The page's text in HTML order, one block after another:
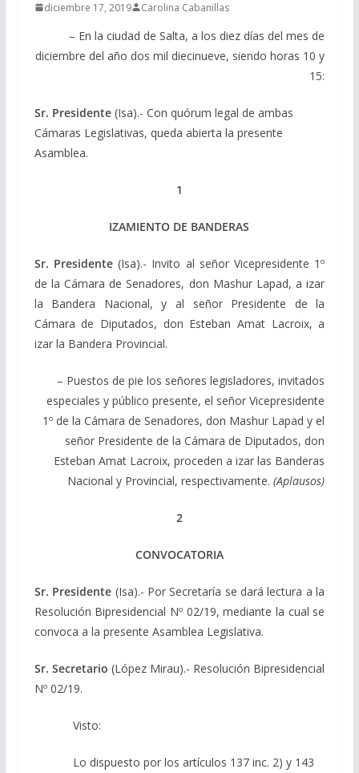
diciembre 17, 2019 Carolina Cabanillas
– En la ciudad de Salta, a los diez días del mes de
diciembre del año dos mil diecinueve, siendo horas 10 y
15:
Sr. Presidente(Isa).- Con quórum legal de ambas
Cámaras Legislativas, queda abierta la presente
Asamblea.
1
IZAMIENTO DE BANDERAS
Sr. Presidente(Isa).- Invito al señor Vicepresidente 1º
de la Cámara de Senadores, don Mashur Lapad, a izar
la Bandera Nacional, y al señor Presidente de la
Cámara de Diputados, don Esteban Amat Lacroix, a
izar la Bandera Provincial.
– Puestos de pie los señores legisladores, invitados
especiales y público presente, el señor Vicepresidente
1º de la Cámara de Senadores, don Mashur Lapad y el
señor Presidente de la Cámara de Diputados, don
Esteban Amat Lacroix, proceden a izar las Banderas
Nacional y Provincial, respectivamente.(Aplausos)
2
CONVOCATORIA
Sr. Presidente (Isa).- Por Secretaría se dará lectura a la
Resolución Bipresidencial Nº 02/19, mediante la cual se
convoca a la presente Asamblea Legislativa.
Sr. Secretario (López Mirau).- Resolución Bipresidencial
Nº 02/19.
Visto:
Lo dispuesto por los artículos 137 inc. 2) y 143